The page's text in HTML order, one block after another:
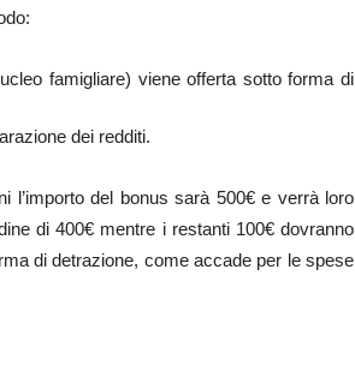
famigliare) viene offerta sotto forma di
dei redditi.
l’importo del bonus sarà 500€ e verrà loro
di 400€ mentre i restanti 100€ dovranno
di detrazione, come accade per le spese